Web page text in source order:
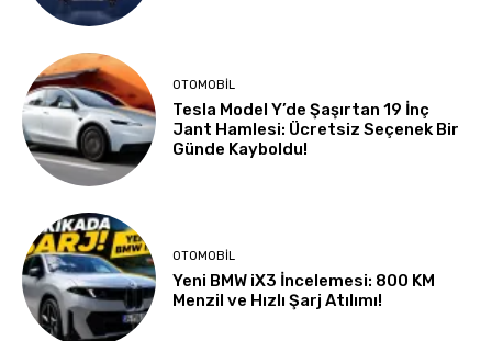
OTOMOBIL
Tesla Model Y’de Şaşırtan 19 İnç
Jant Hamlesi: Ücretsiz Seçenek Bir
Günde Kayboldu!
OTOMOBIL
Yeni BMW iX3 İncelemesi: 800 KM
Menzil ve Hızlı Şarj Atılımı!